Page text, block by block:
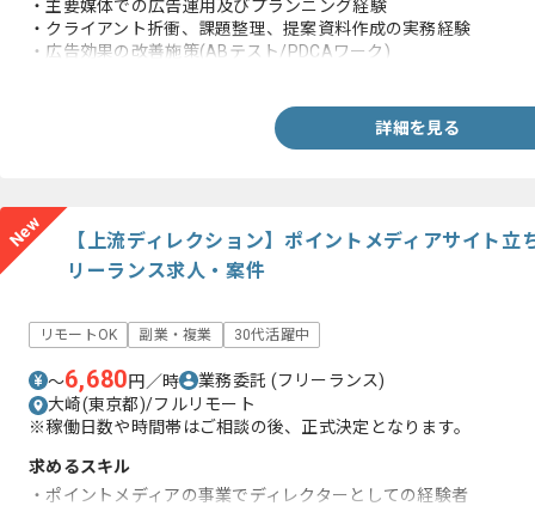
・主要媒体での広告運用及びプランニング経験
・クライアント折衝、課題整理、提案資料作成の実務経験
・広告効果の改善施策(ABテスト/PDCAワーク)
詳細を見る
New
【上流ディレクション】ポイントメディアサイト
リーランス求人・案件
リモートOK 副業・複業 30代活躍中
〜6,680円／時 業務委託 (フリーランス)
大崎(東京都)/フルリモート
※稼働日数や時間帯はご相談の後、正式決定となります。
求めるスキル
・ポイントメディアの事業でディレクターとしての経験者